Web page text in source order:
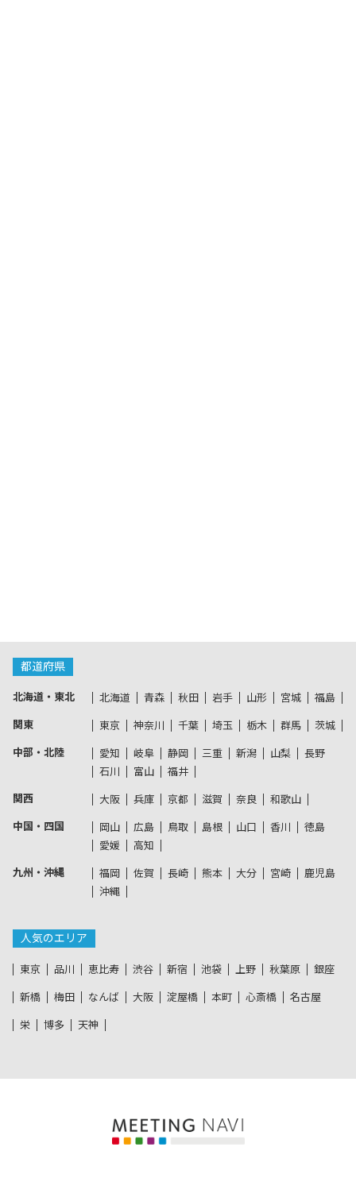
都道府県
北海道・東北 北海道 青森 秋田 岩手 山形 宮城 福島
関東 東京 神奈川 千葉 埼玉 栃木 群馬 茨城
中部・北陸 愛知 岐阜 静岡 三重 新潟 山梨
長野
石川
富山 福井
関西 大阪 兵庫 京都 滋賀 奈良 和歌山
中国・四国 岡山 広島 鳥取 島根 山口 香川
徳島
愛媛
高知
九州・沖縄 福岡 佐賀 長崎 熊本 大分 宮崎
鹿児島
沖縄
人気のエリア
東京 品川 恵比寿 渋谷 新宿 池袋 上野 秋葉原 銀座
新橋 梅田 なんば 大阪 淀屋橋 本町 心斎橋 名古屋
栄 博多 天神